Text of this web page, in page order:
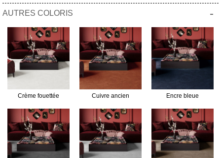
AUTRES COLORIS -
Crème fouettée Cuivre ancien Encre bleue